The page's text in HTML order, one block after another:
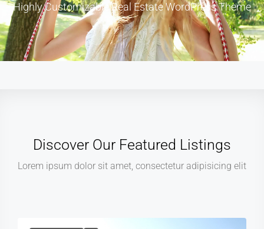
Highly Customizable Real Estate WordPress Theme
Discover Our Featured Listings
Lorem ipsum dolor sit amet, consectetur adipisicing elit